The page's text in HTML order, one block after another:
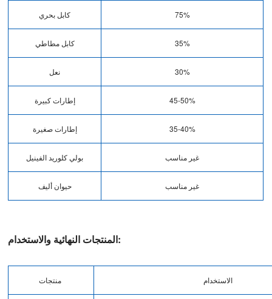
كابل بحري 75%
كابل مطاطي 35%
نعل 30%
إطارات كبيرة 45-50%
إطارات صغيرة 35-40%
بولي كلوريد الفينيل غير مناسب
حيوان أليف غير مناسب
المنتجات النهائية والاستخدام:
الاستخدام